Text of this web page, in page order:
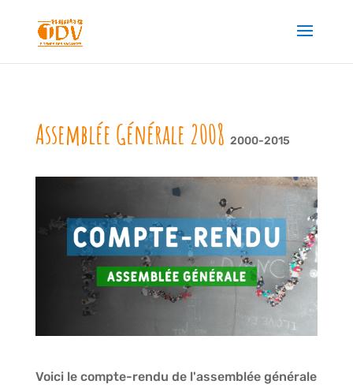
Assemblée Générale 2008 2000-2015
Voici le compte-rendu de l'assemblée générale